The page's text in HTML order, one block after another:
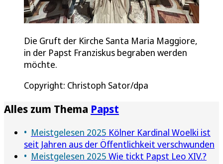
Die Gruft der Kirche Santa Maria Maggiore,
in der Papst Franziskus begraben werden
möchte.
Copyright: Christoph Sator/dpa
Alles zum Thema Papst
Meistgelesen 2025 Kölner Kardinal Woelki ist
seit Jahren aus der Öffentlichkeit verschwunden
Meistgelesen 2025 Wie tickt Papst Leo XIV.?